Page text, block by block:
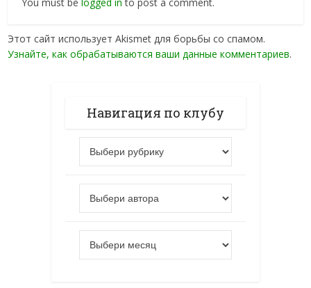
You must belogged in to post a comment.
Этот сайт использует Akismet для борьбы со спамом.
Узнайте, как обрабатываются ваши данные комментариев.
Навигация по клубу